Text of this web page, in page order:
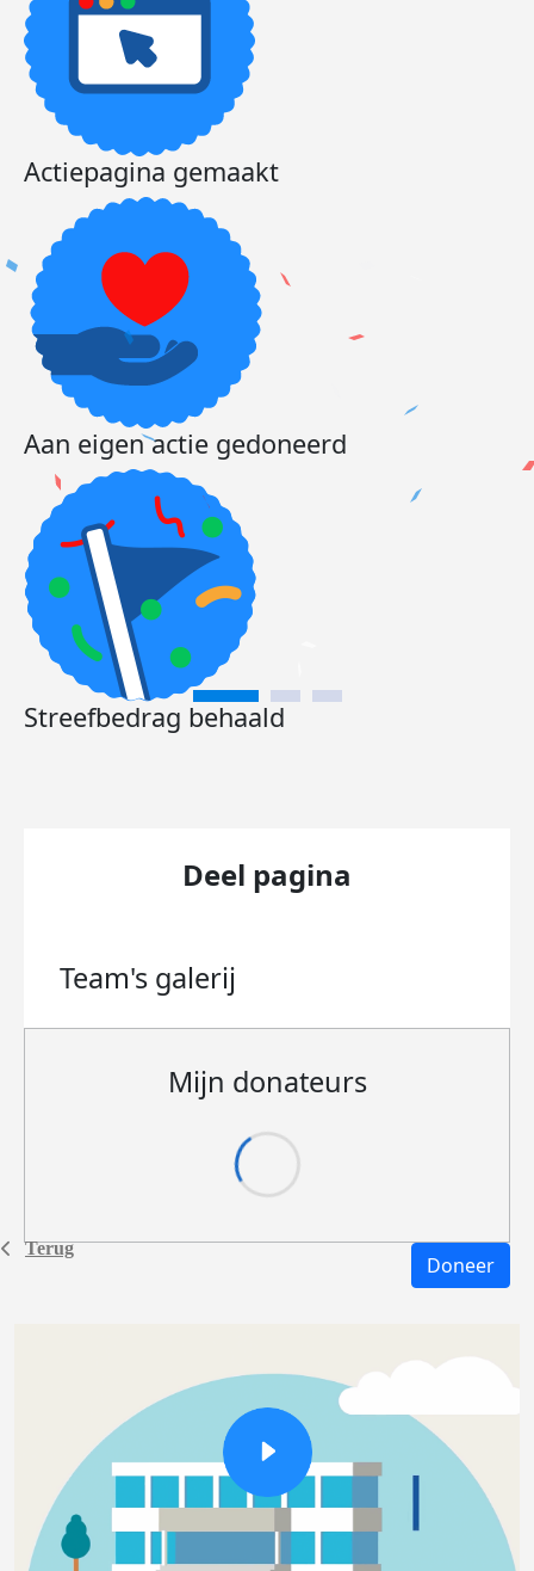
Terug
Actiepagina gemaakt
Aan eigen actie gedoneerd
Streefbedrag behaald
Deel pagina
Team's galerij
Mijn donateurs
Doneer